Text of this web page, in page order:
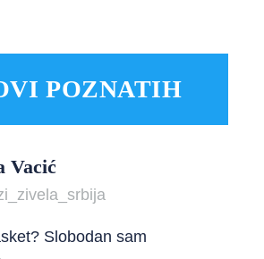
POZNATIH
Vacić
Slobodan sam